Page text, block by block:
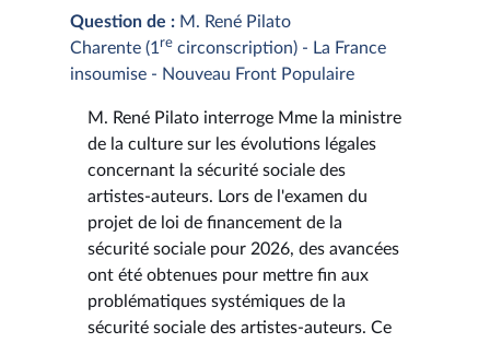
Question de : M. René Pilato
Charente (1 re circonscription) - La France
insoumise - Nouveau Front Populaire
M. René Pilato interroge Mme la ministre
de la culture sur les évolutions légales
concernant la sécurité sociale des
artistes-auteurs. Lors de l'examen du
projet de loi de financement de la
sécurité sociale pour 2026, des avancées
ont été obtenues pour mettre fin aux
problématiques systémiques de la
sécurité sociale des artistes-auteurs. Ce